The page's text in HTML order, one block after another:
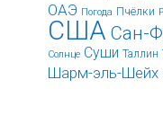
ОАЭ Погода Пчёлки
США Сан-
Солнце Суши Таллин
Шарм-эль-Шейх